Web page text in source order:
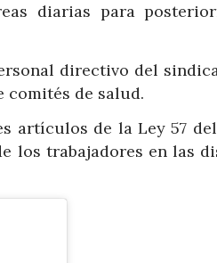
diarias para
directivo del
de salud.
artículos de la Ley 57
los trabajadores en las